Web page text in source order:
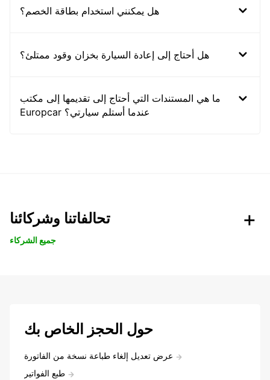
هل يمكنني استخدام بطاقة الخصم؟
هل أحتاج إلى إعادة السيارة بخزان وقود ممتلئ؟
ما هي المستندات التي أحتاج إلى تقديمها إلى مكتب
Europcar عندما أستلم سيارتي؟
تحالفاتنا وشركائنا
جميع الشركاء
حول الحجز الخاص بك
عرض تعديل إلغاء طباعة نسخة من الفاتورة
طبع الفواتير